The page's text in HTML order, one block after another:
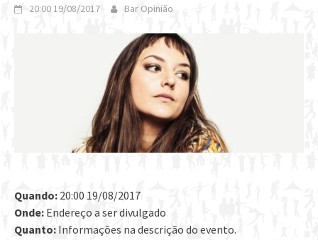
20:00 19/08/2017 Bar Opinião
Quando: 20:00 19/08/2017
Onde: Endereço a ser divulgado
Quanto: Informações na descrição do evento.